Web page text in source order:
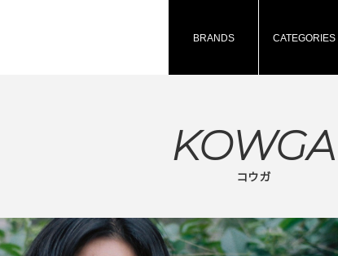
BRANDS CATEGORIES
KOWGA
コウガ